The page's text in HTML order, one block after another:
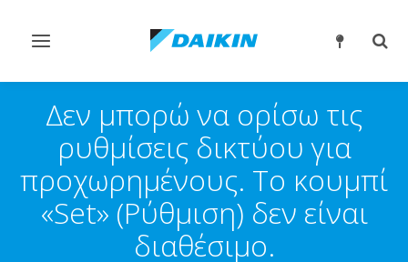
Εναλλαγή
πλοήγηση
Δεν μπορώ να ορίσω τις
ρυθμίσεις δικτύου για
προχωρημένους. Το κουμπί
«Set» (Ρύθμιση) δεν είναι
διαθέσιμο.